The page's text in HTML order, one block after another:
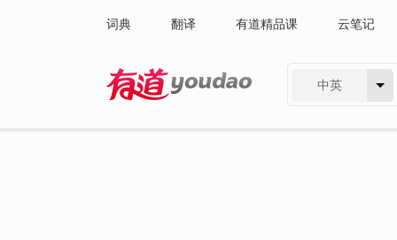
词典 翻译 有道精品课 云笔记
中英